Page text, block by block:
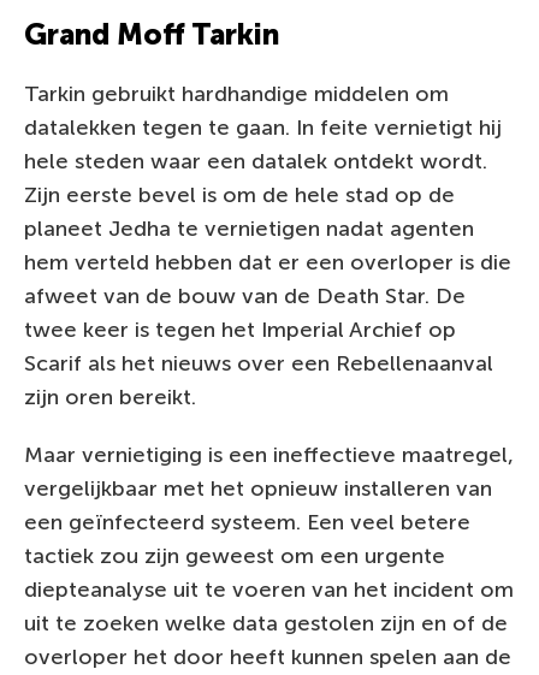
Grand Moff Tarkin
Tarkin gebruikt hardhandige middelen om
datalekken tegen te gaan. In feite vernietigt hij
hele steden waar een datalek ontdekt wordt.
Zijn eerste bevel is om de hele stad op de
planeet Jedha te vernietigen nadat agenten
hem verteld hebben dat er een overloper is die
afweet van de bouw van de Death Star. De
twee keer is tegen het Imperial Archief op
Scarif als het nieuws over een Rebellenaanval
zijn oren bereikt.
Maar vernietiging is een ineffectieve maatregel,
vergelijkbaar met het opnieuw installeren van
een geïnfecteerd systeem. Een veel betere
tactiek zou zijn geweest om een urgente
diepteanalyse uit te voeren van het incident om
uit te zoeken welke data gestolen zijn en of de
overloper het door heeft kunnen spelen aan de